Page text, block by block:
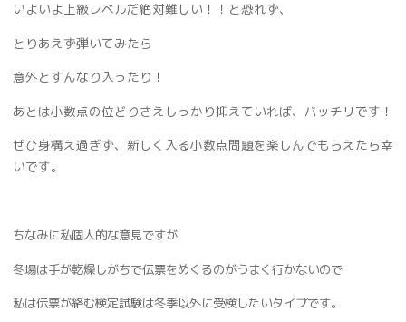
いよいよ上級レベルだ絶対難しい！！ と恐れず、
とりあえず弾いてみたら
意外とすんなり入ったり！
あとは小数点の位どりさえしっかり抑えていれば、バッチリです！
ぜひ身構え過ぎず、新しく入る小数点問題を楽しんでもらえたら幸
いです。
ちなみに私個人的な意見ですが
冬場は手が乾燥しがちで伝票をめくるのがうまく行かないので
私は伝票が絡む検定試験は冬季以外に受検したいタイプです。